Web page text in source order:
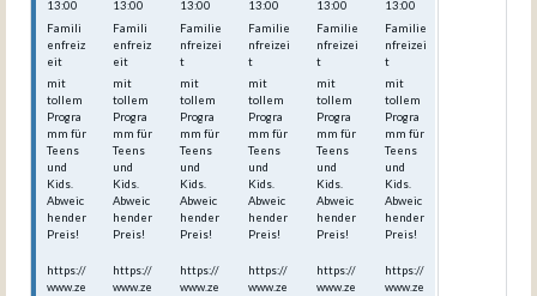
13:00
Famili
enfreiz
eit
mit
tollem
Progra
mm für
Teens
und
Kids.
Abweic
hender
Preis!
https://
www.ze
13:00
Famili
enfreiz
eit
mit
tollem
Progra
mm für
Teens
und
Kids.
Abweic
hender
Preis!
https://
www.ze
13:00
Familie
nfreizei
t
mit
tollem
Progra
mm für
Teens
und
Kids.
Abweic
hender
Preis!
https://
www.ze
13:00
Familie
nfreizei
t
mit
tollem
Progra
mm für
Teens
und
Kids.
Abweic
hender
Preis!
https://
www.ze
13:00
Familie
nfreizei
t
mit
tollem
Progra
mm für
Teens
und
Kids.
Abweic
hender
Preis!
https://
www.ze
13:00
Familie
nfreizei
t
mit
tollem
Progra
mm für
Teens
und
Kids.
Abweic
hender
Preis!
https://
www.ze